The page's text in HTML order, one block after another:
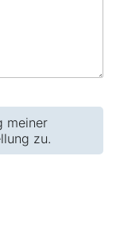
meiner
zu.